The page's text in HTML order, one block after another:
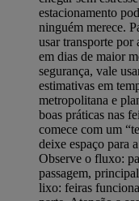
estacionamento
ninguém merece.
usar transporte por
em dias de maior
segurança, vale
estimativas em
metropolitana e
boas práticas nas
comece com um
deixe espaço para
Observe o fluxo:
passagem,
lixo: feiras